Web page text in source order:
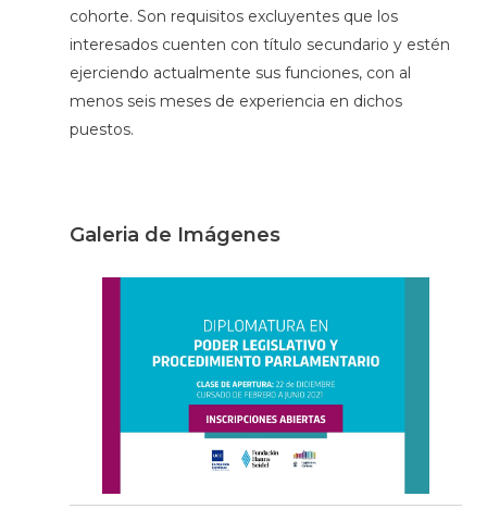
cohorte. Son requisitos excluyentes que los
interesados cuenten con título secundario y estén
ejerciendo actualmente sus funciones, con al
menos seis meses de experiencia en dichos
puestos.
Galeria de Imágenes